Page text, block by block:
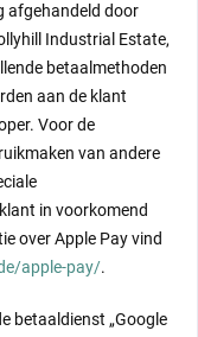
afgehandeld door
Industrial Estate,
betaalmethoden
aan de klant
Voor de
van andere
in voorkomend
over Apple Pay vind
apple-pay/.
betaaldienst „Google